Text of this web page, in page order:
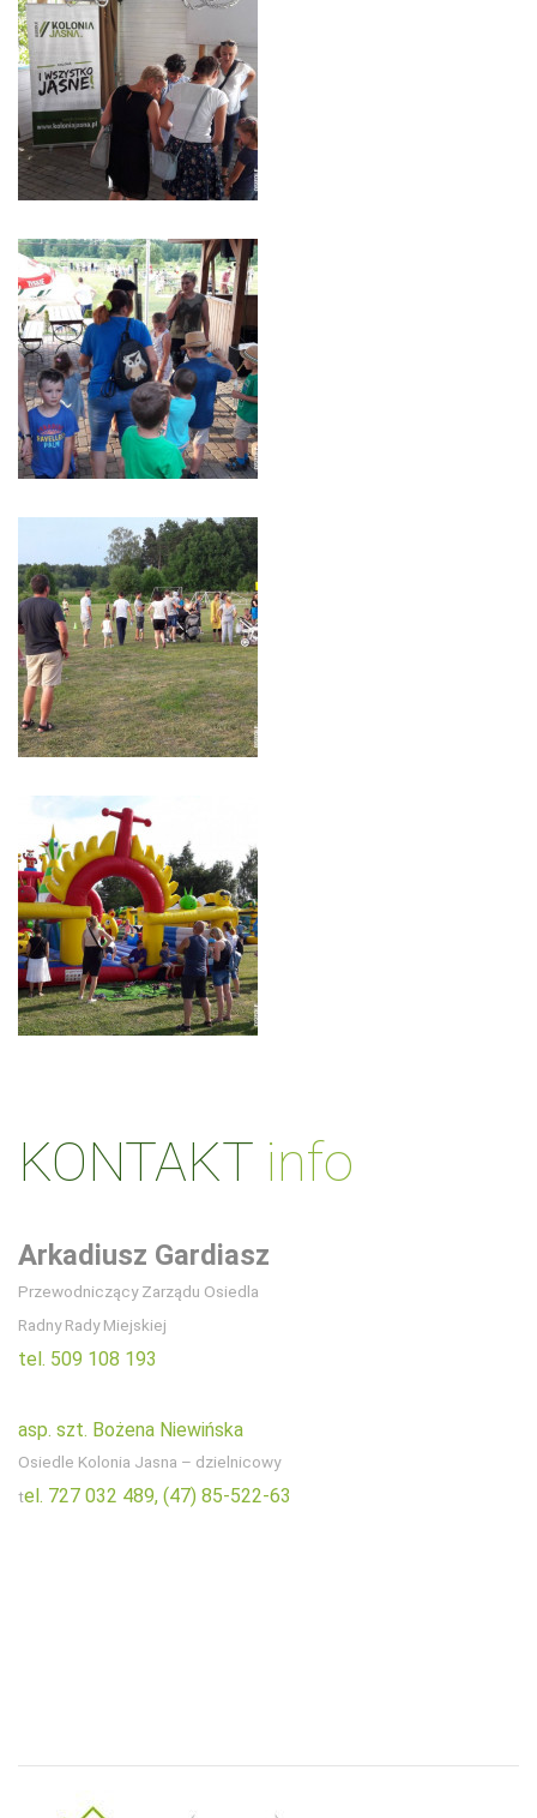
KONTAKT info
Arkadiusz Gardiasz
Przewodniczący Zarządu Osiedla
Radny Rady Miejskiej
tel. 509 108 193
asp. szt. Bożena Niewińska
Osiedle Kolonia Jasna – dzielnicowy
tel. 727 032 489, (47) 85-522-63